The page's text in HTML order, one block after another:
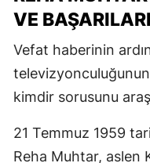
VE BAŞARILARI
Vefat haberinin
kimdir sorusunu
21 Temmuz 1959
Reha Muhtar, aslen